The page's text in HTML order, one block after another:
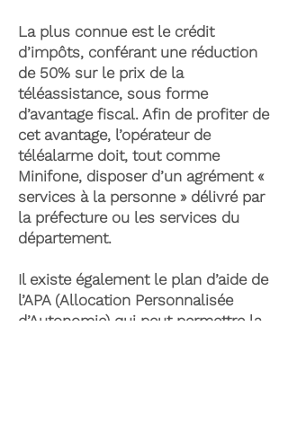
La plus connue est le crédit
d’impôts, conférant une réduction
de 50% sur le prix de la
téléassistance, sous forme
d’avantage fiscal. Afin de profiter de
cet avantage, l’opérateur de
téléalarme doit, tout comme
Minifone, disposer d’un agrément «
services à la personne » délivré par
la préfecture ou les services du
département.
Il existe également le plan d’aide de
l’APA (Allocation Personnalisée
d’Autonomie) qui peut permettre la